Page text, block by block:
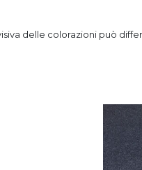
delle colorazioni può